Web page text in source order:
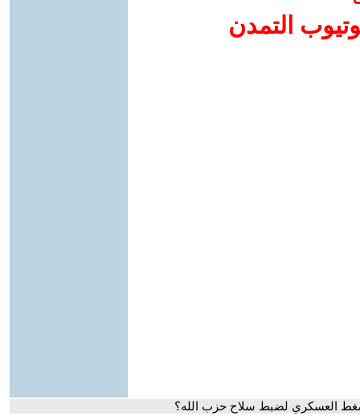
التمدن
العسكري لضبط سلاح حزب الله؟